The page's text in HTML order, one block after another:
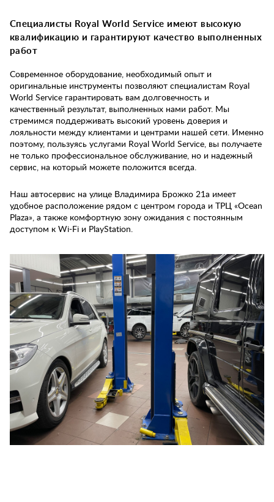
Специалисты Royal World Service имеют высокую
квалификацию и гарантируют качество выполненных
работ
Современное оборудование, необходимый опыт и
оригинальные инструменты позволяют специалистам Royal
World Service гарантировать вам долговечность и
качественный результат, выполненных нами работ. Мы
стремимся поддерживать высокий уровень доверия и
лояльности между клиентами и центрами нашей сети. Именно
поэтому, пользуясь услугами Royal World Service, вы получаете
не только профессиональное обслуживание, но и надежный
сервис, на который можете положится всегда.
Наш автосервис на улице Владимира Брожко 21а имеет
удобное расположение рядом с центром города и ТРЦ «Ocean
Plaza», а также комфортную зону ожидания с постоянным
доступом к Wi-Fi и PlayStation.